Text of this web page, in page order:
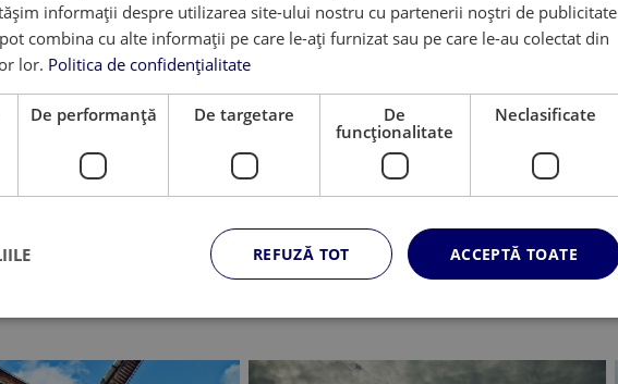
Limbi moderne si business
Lingvistica
Limbi moderne si Studii Europene
informații despre utilizarea site-ului nostru cu partenerii noștri de publicitate
combina cu alte informații pe care le-ați furnizat sau pe care le-au colectat din
lor. Politica de confidențialitate
De performanță De targetare
De
funcţionalitate
Neclasificate
ACCEPTĂ TOATE
REFUZĂ TOT